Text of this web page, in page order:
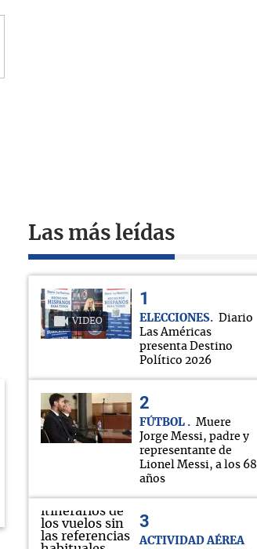
Las más leídas
VIDEO ELECCIONES
Diario
Las Américas
presenta Destino
Político 2026
FÚTBOL
Muere
Jorge Messi, padre y
representante de
Lionel Messi, a los 68
años
ACTIVIDAD AÉREA